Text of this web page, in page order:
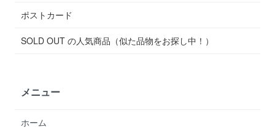
ポストカード
SOLD OUT の人気商品（似た品物をお探し中！）
メニュー
ホーム